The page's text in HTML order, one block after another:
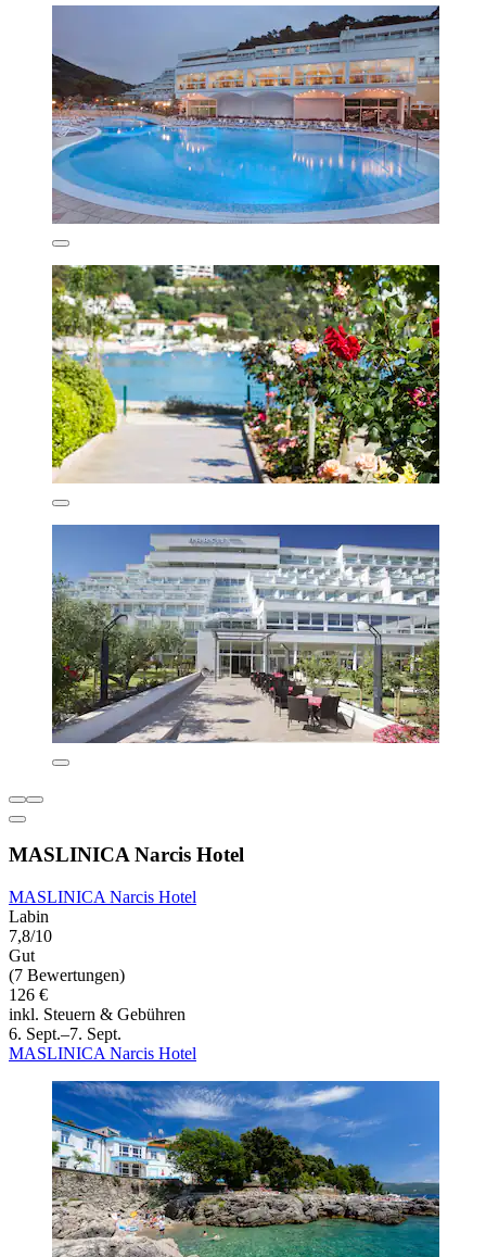
MASLINICA Narcis Hotel
MASLINICA Narcis Hotel
Labin
7,8/10
Gut
(7 Bewertungen)
126 €
inkl. Steuern & Gebühren
6. Sept.–7. Sept.
MASLINICA Narcis Hotel